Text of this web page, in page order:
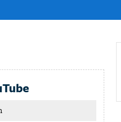
Estrenamos